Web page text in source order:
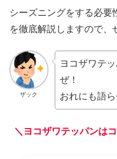
シーズニングをする必要
を徹底解説しますので、
ザック
ヨコザワテ
ぜ！
おれにも語ら
＼ヨコザワテッパンは